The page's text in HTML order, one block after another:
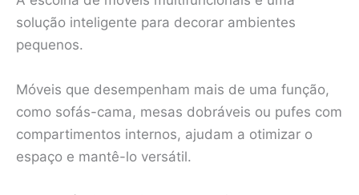
solução inteligente para decorar ambientes
pequenos.
Móveis que desempenham mais de uma função,
como sofás-cama, mesas dobráveis ou pufes com
compartimentos internos, ajudam a otimizar o
espaço e mantê-lo versátil.